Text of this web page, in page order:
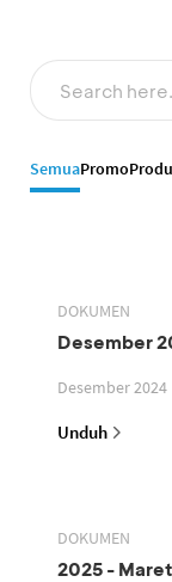
SemuaPromo
DOKUMEN
Desember
Desember 2024
Unduh
DOKUMEN
2025 -